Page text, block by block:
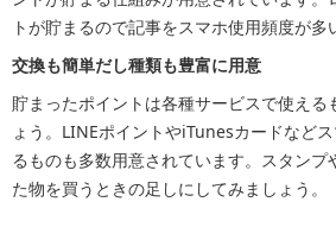
トが貯まるので記事をスマホ使用頻度が多
交換も簡単だし種類も豊富に用意
貯まったポイントは各種サービスで使える
ょう。LINEポイントやiTunesカードなど
るものも多数用意されています。スタンプ
た物を買うときの足しにしてみましょう。